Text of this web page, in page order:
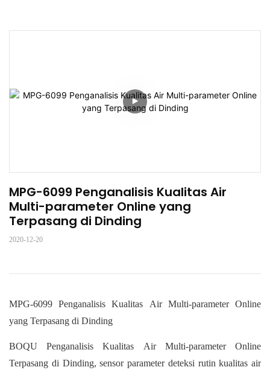
MPG-6099 Penganalisis Kualitas Air
Multi-parameter Online yang
Terpasang di Dinding
2020-12-20
MPG-6099 Penganalisis Kualitas Air Multi-parameter Online
yang Terpasang di Dinding
BOQU Penganalisis Kualitas Air Multi-parameter Online
Terpasang di Dinding, sensor parameter deteksi rutin kualitas air